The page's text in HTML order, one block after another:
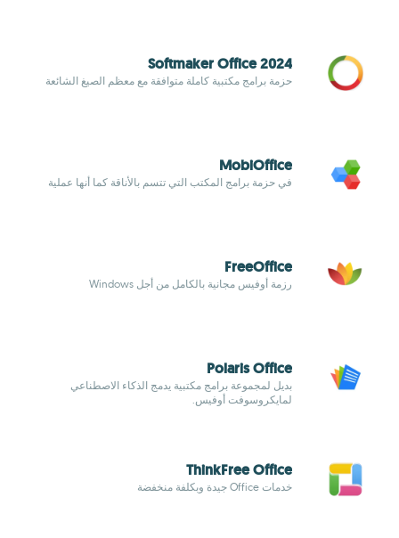
Softmaker Office 2024
حزمة برامج مكتبية كاملة متوافقة مع معظم الصيغ الشائعة
MobiOffice
في حزمة برامج المكتب التي تتسم بالأناقة كما أنها عملية
FreeOffice
رزمة أوفيس مجانية بالكامل من أجل Windows
Polaris Office
بديل لمجموعة برامج مكتبية يدمج الذكاء الاصطناعي
لمايكروسوفت أوفيس.
ThinkFree Office
خدمات Office جيدة وبكلفة منخفضة